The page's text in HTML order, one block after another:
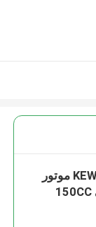
KEWS 161FMJ CB150D موتور
کراس K10 مدل چینی 150CC